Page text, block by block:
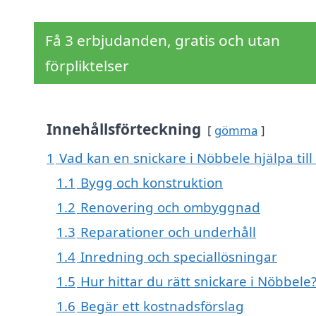
Få 3 erbjudanden, gratis och utan
förpliktelser
Innehållsförteckning gömma
1 Vad kan en snickare i Nöbbele hjälpa till
1.1 Bygg och konstruktion
1.2 Renovering och ombyggnad
1.3 Reparationer och underhåll
1.4 Inredning och speciallösningar
1.5 Hur hittar du rätt snickare i Nöbbele?
1.6 Begär ett kostnadsförslag